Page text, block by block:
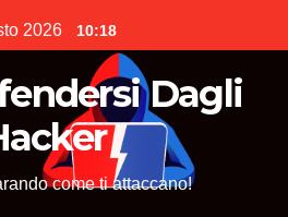
2026 10:18
Dagli
come ti attaccano!